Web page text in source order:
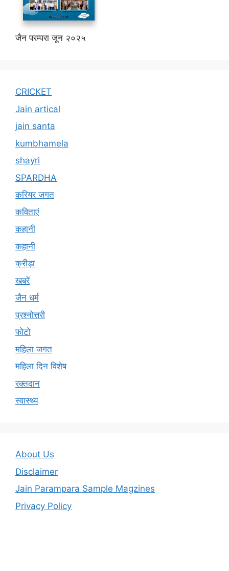
जैन परम्परा जून २०२५
CRICKET
Jain artical
jain santa
kumbhamela
shayri
SPARDHA
करियर जगत
कविताएं
कहानी
कहानी
क्रीड़ा
खबरें
जैन धर्म
प्रश्नोत्तरी
फोटो
महिला जगत
महिला दिन विशेष
रक्तदान
स्वास्थ्य
About Us
Disclaimer
Jain Parampara Sample Magzines
Privacy Policy